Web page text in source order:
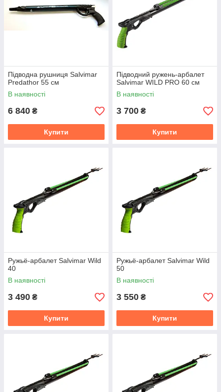
Підводна рушниця Salvimar
Predathor 55 см
В наявності
6 840 ₴
Купити
Підводний ружень-арбалет
Salvimar WILD PRO 60 см
В наявності
3 700 ₴
Купити
Ружьё-арбалет Salvimar Wild
40
В наявності
3 490 ₴
Купити
Ружьё-арбалет Salvimar Wild
50
В наявності
3 550 ₴
Купити